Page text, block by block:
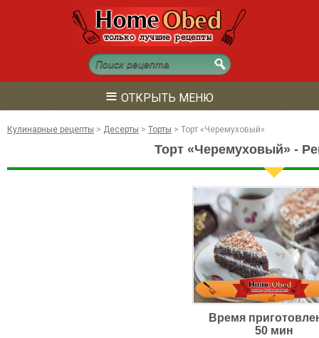
≡ ОТКРЫТЬ МЕНЮ
Кулинарные рецепты > Десерты > Торты > Торт «Черемуховый»
Торт «Черемуховый» -
Время
50 мин